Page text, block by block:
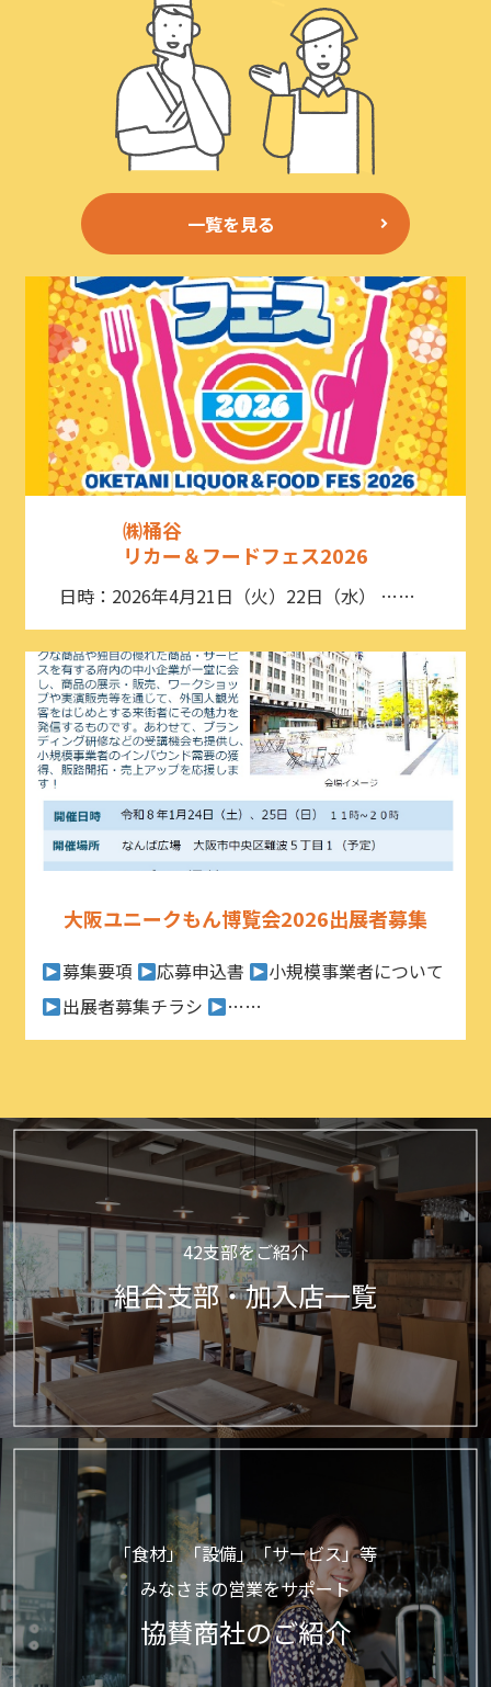
一覧を見る
㈱桶谷
リカー＆フードフェス2026
日時：2026年4月21日（火）22日（水） ……
大阪ユニークもん博覧会2026出展者募集
募集要項 応募申込書
小規模事業者について
出展者募集チラシ
……
42支部をご紹介
組合支部・加入店一覧
「食材」「設備」「サービス」等
みなさまの営業をサポート
協賛商社のご紹介